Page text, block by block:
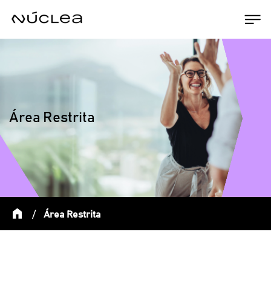
Área Restrita
/ Área Restrita